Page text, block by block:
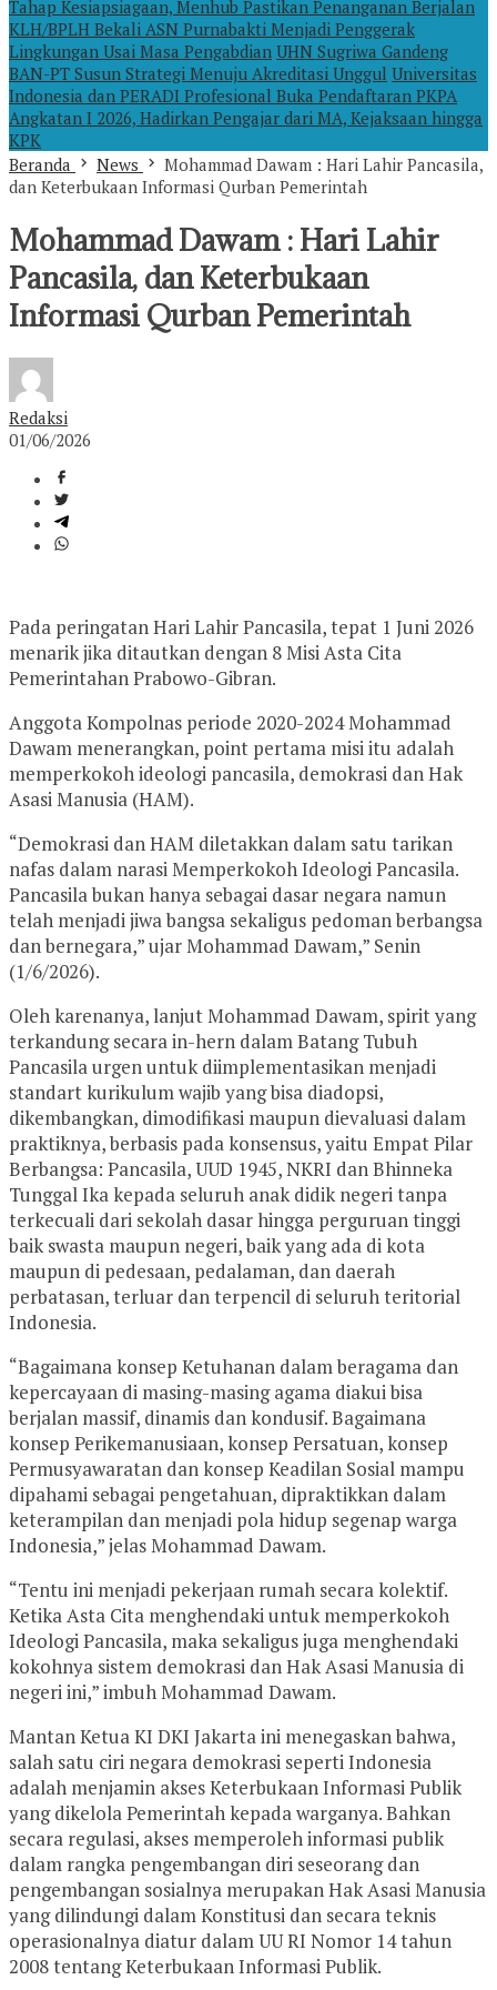
Tahap Kesiapsiagaan, Menhub Pastikan Penanganan Berjalan
KLH/BPLH Bekali ASN Purnabakti Menjadi Penggerak
Lingkungan Usai Masa Pengabdian UHN Sugriwa Gandeng
BAN-PT Susun Strategi Menuju Akreditasi Unggul Universitas
Indonesia dan PERADI Profesional Buka Pendaftaran PKPA
Angkatan I 2026, Hadirkan Pengajar dari MA, Kejaksaan hingga
KPK
Beranda
News
Mohammad Dawam : Hari Lahir Pancasila,
dan Keterbukaan Informasi Qurban Pemerintah
Mohammad Dawam : Hari Lahir
Pancasila, dan Keterbukaan
Informasi Qurban Pemerintah
Redaksi
01/06/2026
Pada peringatan Hari Lahir Pancasila, tepat 1 Juni 2026
menarik jika ditautkan dengan 8 Misi Asta Cita
Pemerintahan Prabowo-Gibran.
Anggota Kompolnas periode 2020-2024 Mohammad
Dawam menerangkan, point pertama misi itu adalah
memperkokoh ideologi pancasila, demokrasi dan Hak
Asasi Manusia (HAM).
“Demokrasi dan HAM diletakkan dalam satu tarikan
nafas dalam narasi Memperkokoh Ideologi Pancasila.
Pancasila bukan hanya sebagai dasar negara namun
telah menjadi jiwa bangsa sekaligus pedoman berbangsa
dan bernegara,” ujar Mohammad Dawam,” Senin
(1/6/2026).
Oleh karenanya, lanjut Mohammad Dawam, spirit yang
terkandung secara in-hern dalam Batang Tubuh
Pancasila urgen untuk diimplementasikan menjadi
standart kurikulum wajib yang bisa diadopsi,
dikembangkan, dimodifikasi maupun dievaluasi dalam
praktiknya, berbasis pada konsensus, yaitu Empat Pilar
Berbangsa: Pancasila, UUD 1945, NKRI dan Bhinneka
Tunggal Ika kepada seluruh anak didik negeri tanpa
terkecuali dari sekolah dasar hingga perguruan tinggi
baik swasta maupun negeri, baik yang ada di kota
maupun di pedesaan, pedalaman, dan daerah
perbatasan, terluar dan terpencil di seluruh teritorial
Indonesia.
“Bagaimana konsep Ketuhanan dalam beragama dan
kepercayaan di masing-masing agama diakui bisa
berjalan massif, dinamis dan kondusif. Bagaimana
konsep Perikemanusiaan, konsep Persatuan, konsep
Permusyawaratan dan konsep Keadilan Sosial mampu
dipahami sebagai pengetahuan, dipraktikkan dalam
keterampilan dan menjadi pola hidup segenap warga
Indonesia,” jelas Mohammad Dawam.
“Tentu ini menjadi pekerjaan rumah secara kolektif.
Ketika Asta Cita menghendaki untuk memperkokoh
Ideologi Pancasila, maka sekaligus juga menghendaki
kokohnya sistem demokrasi dan Hak Asasi Manusia di
negeri ini,” imbuh Mohammad Dawam.
Mantan Ketua KI DKI Jakarta ini menegaskan bahwa,
salah satu ciri negara demokrasi seperti Indonesia
adalah menjamin akses Keterbukaan Informasi Publik
yang dikelola Pemerintah kepada warganya. Bahkan
secara regulasi, akses memperoleh informasi publik
dalam rangka pengembangan diri seseorang dan
pengembangan sosialnya merupakan Hak Asasi Manusia
yang dilindungi dalam Konstitusi dan secara teknis
operasionalnya diatur dalam UU RI Nomor 14 tahun
2008 tentang Keterbukaan Informasi Publik.